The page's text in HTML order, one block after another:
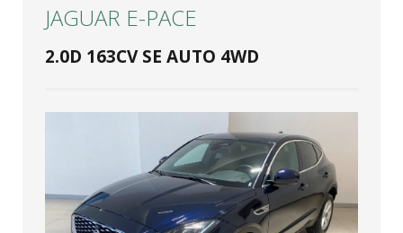
JAGUAR E-PACE
2.0D 163CV SE AUTO 4WD